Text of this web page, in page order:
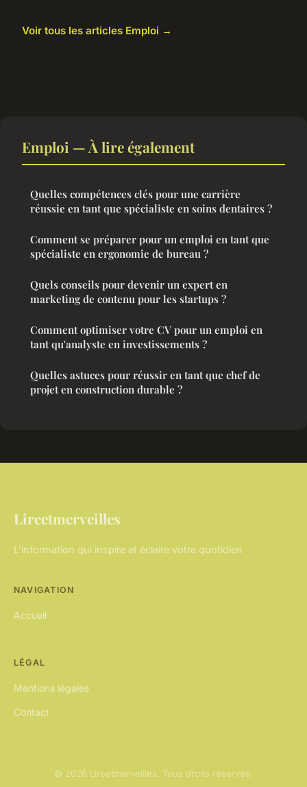
Voir tous les articles Emploi →
Emploi — À lire également
Quelles compétences clés pour une carrière
réussie en tant que spécialiste en soins dentaires ?
Comment se préparer pour un emploi en tant que
spécialiste en ergonomie de bureau ?
Quels conseils pour devenir un expert en
marketing de contenu pour les startups ?
Comment optimiser votre CV pour un emploi en
tant qu'analyste en investissements ?
Quelles astuces pour réussir en tant que chef de
projet en construction durable ?
Lireetmerveilles
L'information qui inspire et éclaire votre quotidien
NAVIGATION
Accueil
LÉGAL
Mentions légales
Contact
© 2026 Lireetmerveilles. Tous droits réservés.